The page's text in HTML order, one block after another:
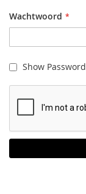
Wachtwoord
Show Password